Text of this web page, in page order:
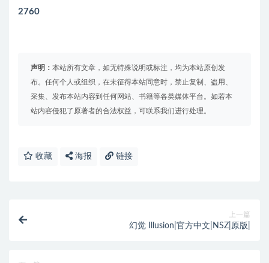
2760
声明： 本站所有文章，如无特殊说明或标注，均为本站原创发
布。任何个人或组织，在未征得本站同意时，禁止复制、盗用、
采集、发布本站内容到任何网站、书籍等各类媒体平台。如若本
站内容侵犯了原著者的合法权益，可联系我们进行处理。
收藏 海报 链接
上一篇
幻觉 Illusion|官方中文|NSZ|原版|